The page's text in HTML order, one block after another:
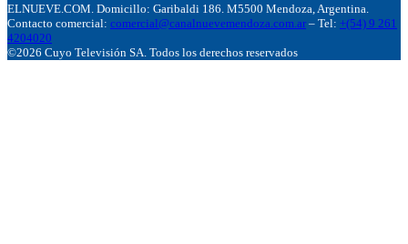
ELNUEVE.COM. Domicillo: Garibaldi 186. M5500 Mendoza, Argentina.
Contacto comercial: comercial@canalnuevemendoza.com.ar – Tel: +(54) 9 261
4204020
©2026 Cuyo Televisión SA. Todos los derechos reservados